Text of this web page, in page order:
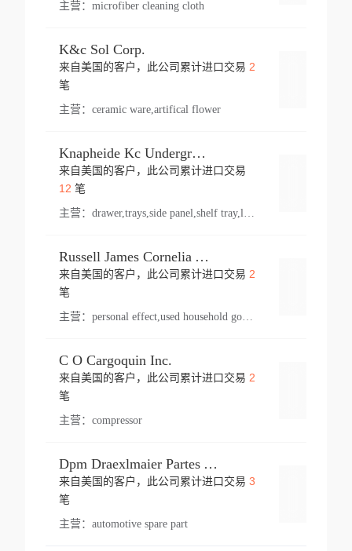
主营： microfiber cleaning cloth
K&c Sol Corp.
来自美国的客户，此公司累计进口交易 2
笔
主营： ceramic ware,artifical flower
Knapheide Kc Underground
来自美国的客户，此公司累计进口交易
12 笔
主营：
Russell James Cornelia Arlington Va
来自美国的客户，此公司累计进口交易 2
笔
主营： personal effect,used household goods
C O Cargoquin Inc.
来自美国的客户，此公司累计进口交易 2
笔
主营： compressor
Dpm Draexlmaier Partes Automotrices Corr Ind Huejotzingo
来自美国的客户，此公司累计进口交易 3
笔
主营： automotive spare part